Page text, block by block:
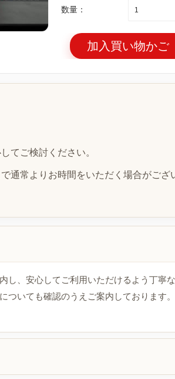
数量：
加入買い物かご
てご検討ください。
通常よりお時間をいただく場合がご
し、安心してご利用いただけるよう丁寧
いても確認のうえご案内しております